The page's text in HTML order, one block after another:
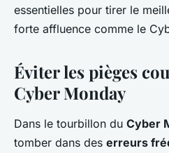
essentielles pour tirer le
forte affluence comme le
Éviter les pièges
Cyber Monday
Dans le tourbillon du Cyber
tomber dans des erreurs